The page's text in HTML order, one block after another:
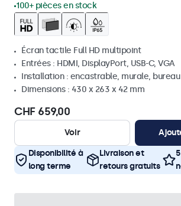
100+ pièces en stock
Écran tactile Full HD multipoint
Entrées : HDMI, DisplayPort, USB-C, VGA
Installation : encastrable, murale, bureau
Dimensions : 430 x 263 x 42 mm
CHF 659,00
Voir
Disponibilité à
long terme
Livraison et
retours gratuits